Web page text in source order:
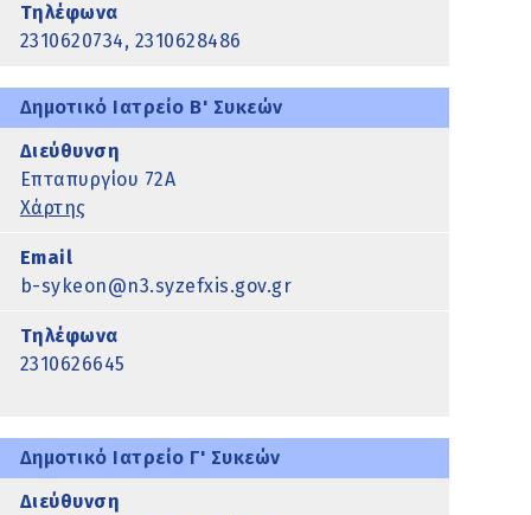
Τηλέφωνα
2310620734, 2310628486
Δημοτικό Ιατρείο Β' Συκεών
Διεύθυνση
Επταπυργίου 72Α
Χάρτης
Email
b-sykeon@n3.syzefxis.gov.gr
Τηλέφωνα
2310626645
Δημοτικό Ιατρείο Γ' Συκεών
Διεύθυνση